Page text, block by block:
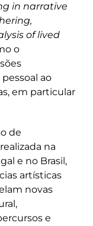
in narrative
of lived
o
ao
em particular
de
na
e no Brasil,
artísticas
novas
e